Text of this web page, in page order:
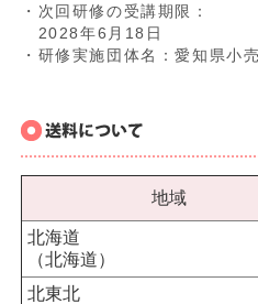
・次回研修の受講期限：
2028年6月18日
・研修実施団体名：愛知県小
地域
北海道
（北海道）
北東北